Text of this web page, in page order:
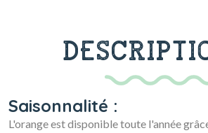
Saisonnalité :
L'orange est disponible toute l'année